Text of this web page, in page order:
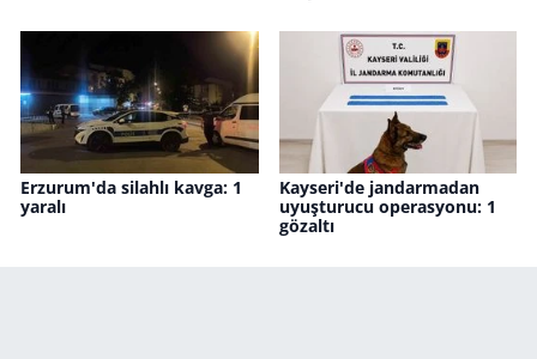
Erzurum'da silahlı kavga: 1
yaralı
Kayseri'de jandarmadan
uyuşturucu operasyonu: 1
gözaltı